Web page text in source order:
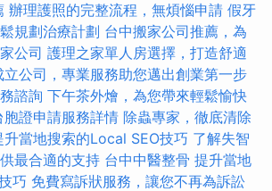
辦理護照的完整流程，無煩惱申請 假牙
規劃治療計劃 台中搬家公司推薦，為
公司 護理之家單人房選擇，打造舒適
立公司，專業服務助您邁出創業第一步
諮詢 下午茶外燴，為您帶來輕鬆愉快
胞證申請服務詳情 除蟲專家，徹底清除
升當地搜索的Local SEO技巧 了解失智
最合適的支持 台中中醫整骨 提升當地
巧 免費寫訴狀服務，讓您不再為訴訟